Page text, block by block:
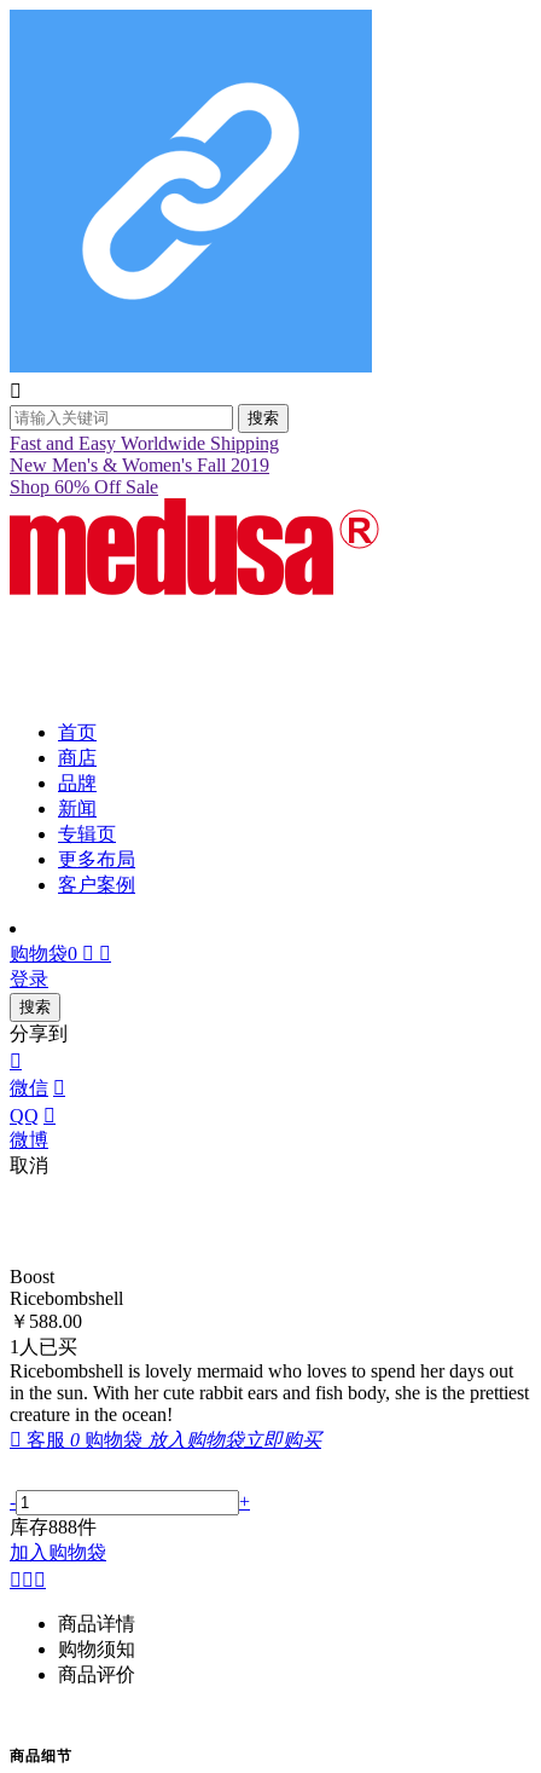

搜索
Fast and Easy Worldwide Shipping
New Men's & Women's Fall 2019
Shop 60% Off Sale
首页
商店
品牌
新闻
专辑页
更多布局
客户案例
购物袋0  
登录
搜索
分享到

微信 
QQ 
微博
取消
Boost
Ricebombshel​​l
￥ 588.00
1 人已买
Ricebombshell is lovely mermaid who loves to spend her days out
in the sun. With her cute rabbit ears and fish body, she is the prettiest
creature in the ocean!
 客服 0 购物袋 放入购物袋立即购买
-
+
库存888件
加入购物袋
  
商品详情
购物须知
商品评价
商品细节